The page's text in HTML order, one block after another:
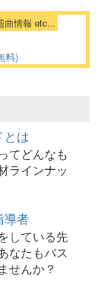
曲情報 etc...
料)
とは
てどんなも
ラインナッ
導者
している先
なたもバス
せんか？